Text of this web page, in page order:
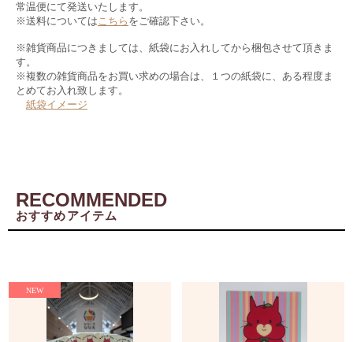
常温便にて発送いたします。
※送料についてはこちら をご確認下さい。
※雑貨商品につきましては、紙袋にお入れしてから梱包させて頂きま
す。
※複数の雑貨商品をお買い求めの場合は、１つの紙袋に、ある程度ま
とめてお入れ致します。
紙袋イメージ
RECOMMENDED
おすすめアイテム